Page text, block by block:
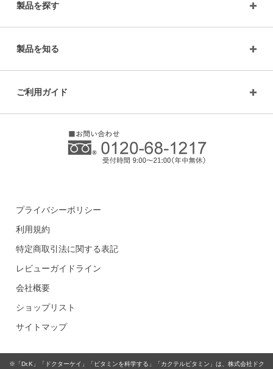
製品を探す
製品を知る
ご利用ガイド
プライバシーポリシー
利用規約
特定商取引法に関する表記
レビューガイドライン
会社概要
ショップリスト
サイトマップ
※「Dr.K」「ドクターケイ」「ビタミンを科学する」「カクテルビタミン」は、株式会社ドク